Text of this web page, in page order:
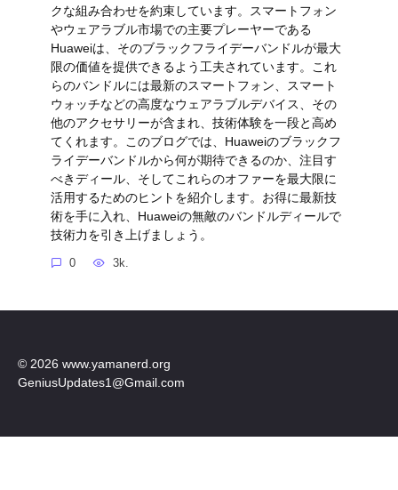
クな組み合わせを約束しています。スマートフォン
やウェアラブル市場での主要プレーヤーである
Huaweiは、そのブラックフライデーバンドルが最大
限の価値を提供できるよう工夫されています。これ
らのバンドルには最新のスマートフォン、スマート
ウォッチなどの高度なウェアラブルデバイス、その
他のアクセサリーが含まれ、技術体験を一段と高め
てくれます。このブログでは、Huaweiのブラックフ
ライデーバンドルから何が期待できるのか、注目す
べきディール、そしてこれらのオファーを最大限に
活用するためのヒントを紹介します。お得に最新技
術を手に入れ、Huaweiの無敵のバンドルディールで
技術力を引き上げましょう。
0 3k.
© 2026 www.yamanerd.org
GeniusUpdates1@Gmail.com